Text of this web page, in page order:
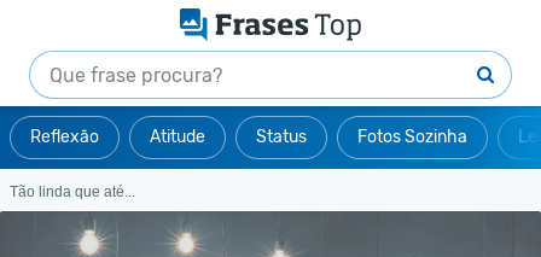
Reflexão Atitude Status Fotos Sozinha
Tão linda que até...